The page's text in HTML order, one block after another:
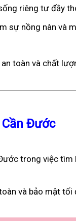
riêng tư đầy
sự nồng nàn và
toàn và chất
Đước
trong việc
và bảo mật